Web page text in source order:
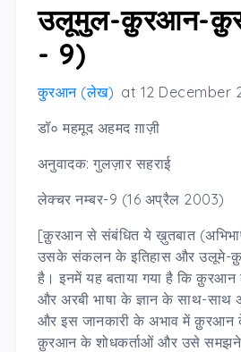
उलूमुल-क़ुरआन-
- 9)
कु़रआन (लेख) at 12 December
डॉ० महमूद अहमद ग़ाज़ी
अनुवादक: गुलज़ार सहराई
लेक्चर नम्बर-9 (16 अप्रैल 2003)
[क़ुरआन से संबंधित ये ख़ुतबात
उसके संकलन के इतिहास और उलूमे-
है। इनमें यह बताया गया है कि क़ुरआन
और अरबी भाषा के ज्ञान के साथ-साथ
और इस जानकारी के अभाव में क़ुरआन
क़ुरआन के शोधकर्ताओं और उसे समझने